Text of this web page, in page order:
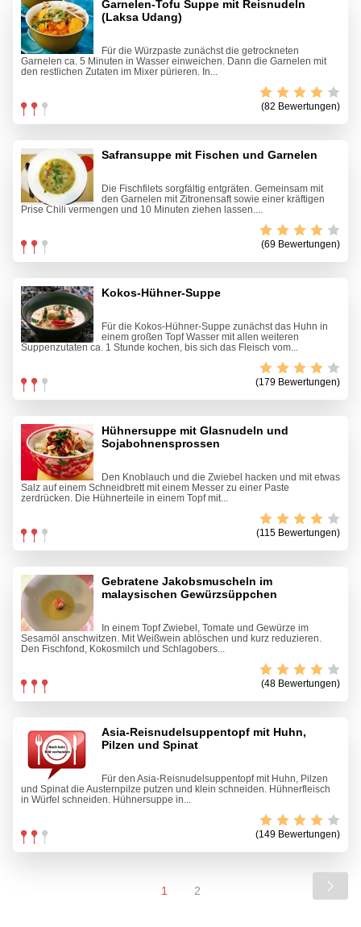
Garnelen-Tofu Suppe mit Reisnudeln
(Laksa Udang)
Für die Würzpaste zunächst die getrockneten
Garnelen ca. 5 Minuten in Wasser einweichen. Dann die Garnelen mit
den restlichen Zutaten im Mixer pürieren. In...
(82 Bewertungen)
Safransuppe mit Fischen und Garnelen
Die Fischfilets sorgfältig entgräten. Gemeinsam mit
den Garnelen mit Zitronensaft sowie einer kräftigen
Prise Chili vermengen und 10 Minuten ziehen lassen....
(69 Bewertungen)
Kokos-Hühner-Suppe
Für die Kokos-Hühner-Suppe zunächst das Huhn in
einem großen Topf Wasser mit allen weiteren
Suppenzutaten ca. 1 Stunde kochen, bis sich das Fleisch vom...
(179 Bewertungen)
Hühnersuppe mit Glasnudeln und
Sojabohnensprossen
Den Knoblauch und die Zwiebel hacken und mit etwas
Salz auf einem Schneidbrett mit einem Messer zu einer Paste
zerdrücken. Die Hühnerteile in einem Topf mit...
(115 Bewertungen)
Gebratene Jakobsmuscheln im
malaysischen Gewürzsüppchen
In einem Topf Zwiebel, Tomate und Gewürze im
Sesamöl anschwitzen. Mit Weißwein ablöschen und kurz reduzieren.
Den Fischfond, Kokosmilch und Schlagobers...
(48 Bewertungen)
Asia-Reisnudelsuppentopf mit Huhn,
Pilzen und Spinat
Für den Asia-Reisnudelsuppentopf mit Huhn, Pilzen
und Spinat die Austernpilze putzen und klein schneiden. Hühnerfleisch
in Würfel schneiden. Hühnersuppe in...
(149 Bewertungen)
1 2